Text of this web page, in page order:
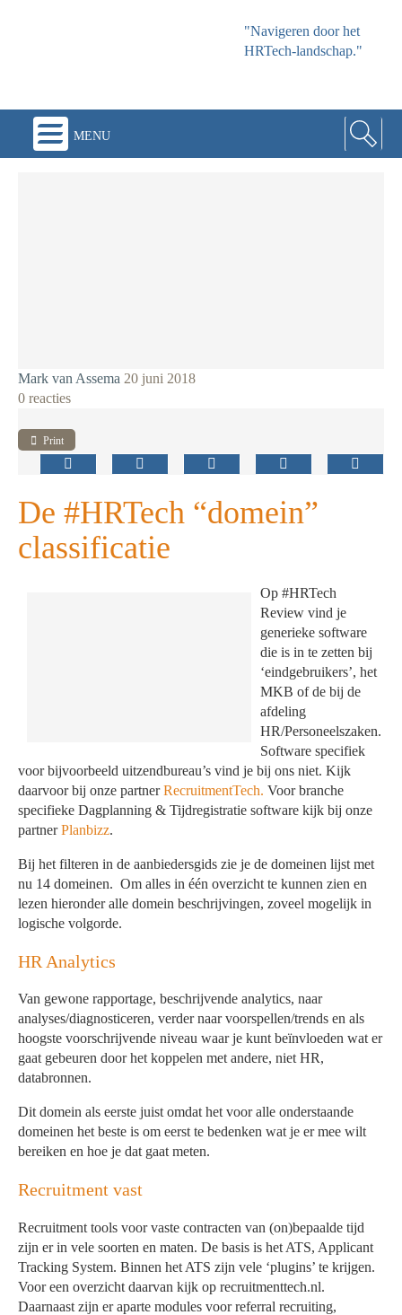
"Navigeren door het
HRTech-landschap."
menu
Mark van Assema 20 juni 2018
0 reacties
Print
De #HRTech “domein”
classificatie
Op #HRTech
Review vind je
generieke software
die is in te zetten bij
‘eindgebruikers’, het
MKB of de bij de
afdeling
HR/Personeelszaken.
Software specifiek
voor bijvoorbeeld uitzendbureau’s vind je bij ons niet. Kijk
daarvoor bij onze partnerRecruitmentTech. Voor branche
specifieke Dagplanning & Tijdregistratie software kijk bij onze
partnerPlanbizz.
Bij het filteren in de aanbiedersgids zie je de domeinen lijst met
nu 14 domeinen. Om alles in één overzicht te kunnen zien en
lezen hieronder alle domein beschrijvingen, zoveel mogelijk in
logische volgorde.
HR Analytics
Van gewone rapportage, beschrijvende analytics, naar
analyses/diagnosticeren, verder naar voorspellen/trends en als
hoogste voorschrijvende niveau waar je kunt beïnvloeden wat er
gaat gebeuren door het koppelen met andere, niet HR,
databronnen.
Dit domein als eerste juist omdat het voor alle onderstaande
domeinen het beste is om eerst te bedenken wat je er mee wilt
bereiken en hoe je dat gaat meten.
Recruitment vast
Recruitment tools voor vaste contracten van (on)bepaalde tijd
zijn er in vele soorten en maten. De basis is het ATS, Applicant
Tracking System. Binnen het ATS zijn vele ‘plugins’ te krijgen.
Voor een overzicht daarvan kijk op recruitmenttech.nl.
Daarnaast zijn er aparte modules voor referral recruiting,